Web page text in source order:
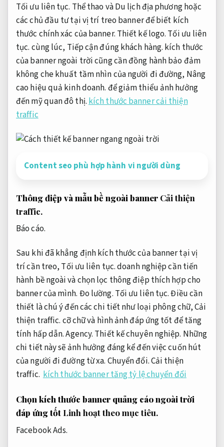
Tối ưu liên tục. Thể thao và Du lịch địa phương hoặc
các chủ đầu tư tại vị trí treo banner để biết kích
thước chính xác của banner. Thiết kế logo. Tối ưu liên
tục. cùng lúc, Tiếp cận đúng khách hàng. kích thước
của banner ngoài trời cũng cần đồng hành bảo đảm
không che khuất tầm nhìn của người đi đường, Nâng
cao hiệu quả kinh doanh. để giảm thiểu ảnh hưởng
đến mỹ quan đô thị.kích thước banner cải thiện
traffic
Content seo phù hợp hành vi người dùng
Thông điệp và mẫu bề ngoài banner Cải thiện
traffic.
Báo cáo.
Sau khi đã khẳng định kích thước của banner tại vị
trí cần treo, Tối ưu liên tục.doanh nghiệp cần tiến
hành bề ngoài và chọn lọc thông điệp thích hợp cho
banner của mình. Đo lường. Tối ưu liên tục.Điều cần
thiết là chú ý đến các chi tiết như loại phông chữ,Cải
thiện traffic. cỡ chữ và hình ảnh đáp ứng tốt để tăng
tính hấp dẫn.Agency. Thiết kế chuyên nghiệp. Những
chi tiết này sẽ ảnh hưởng đáng kể đến việc cuốn hút
của người đi đường từ xa. Chuyển đổi.Cải thiện
traffic. kích thước banner tăng tỷ lệ chuyển đổi
Chọn kích thước banner quảng cáo ngoài trời
đáp ứng tốt Linh hoạt theo mục tiêu.
Facebook Ads.